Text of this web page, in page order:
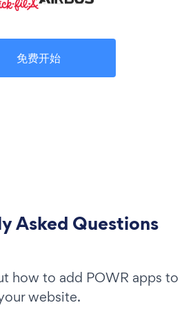
免费开始
Asked Questions
how to add POWR apps to
website.